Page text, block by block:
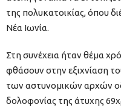
της πολυκατοικίας, όπου
Νέα Ιωνία.
Στη συνέχεια ήταν θέμα
φθάσουν στην εξιχνίαση
των αστυνομικών αρχών
δολοφονίας της άτυχης